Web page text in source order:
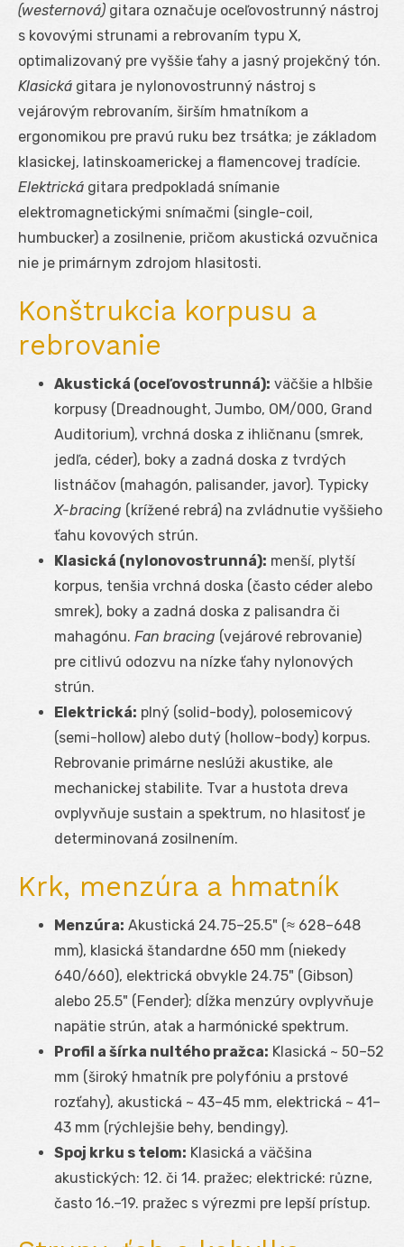
(westernová) gitara označuje oceľovostrunný nástroj
s kovovými strunami a rebrovaním typu X,
optimalizovaný pre vyššie ťahy a jasný projekčný tón.
Klasická gitara je nylonovostrunný nástroj s
vejárovým rebrovaním, širším hmatníkom a
ergonomikou pre pravú ruku bez trsátka; je základom
klasickej, latinskoamerickej a flamencovej tradície.
Elektrická gitara predpokladá snímanie
elektromagnetickými snímačmi (single-coil,
humbucker) a zosilnenie, pričom akustická ozvučnica
nie je primárnym zdrojom hlasitosti.
Konštrukcia korpusu a
rebrovanie
Akustická (oceľovostrunná): väčšie a hlbšie
korpusy (Dreadnought, Jumbo, OM/000, Grand
Auditorium), vrchná doska z ihličnanu (smrek,
jedľa, céder), boky a zadná doska z tvrdých
listnáčov (mahagón, palisander, javor). Typicky
X-bracing (krížené rebrá) na zvládnutie vyššieho
ťahu kovových strún.
Klasická (nylonovostrunná): menší, plytší
korpus, tenšia vrchná doska (často céder alebo
smrek), boky a zadná doska z palisandra či
mahagónu. Fan bracing (vejárové rebrovanie)
pre citlivú odozvu na nízke ťahy nylonových
strún.
Elektrická: plný (solid-body), polosemicový
(semi-hollow) alebo dutý (hollow-body) korpus.
Rebrovanie primárne neslúži akustike, ale
mechanickej stabilite. Tvar a hustota dreva
ovplyvňuje sustain a spektrum, no hlasitosť je
determinovaná zosilnením.
Krk, menzúra a hmatník
Menzúra: Akustická 24.75–25.5" (≈ 628–648
mm), klasická štandardne 650 mm (niekedy
640/660), elektrická obvykle 24.75" (Gibson)
alebo 25.5" (Fender); dĺžka menzúry ovplyvňuje
napätie strún, atak a harmónické spektrum.
Profil a šírka nultého pražca: Klasická ~ 50–52
mm (široký hmatník pre polyfóniu a prstové
rozťahy), akustická ~ 43–45 mm, elektrická ~ 41–
43 mm (rýchlejšie behy, bendingy).
Spoj krku s telom: Klasická a väčšina
akustických: 12. či 14. pražec; elektrické: různe,
často 16.–19. pražec s výrezmi pre lepší prístup.